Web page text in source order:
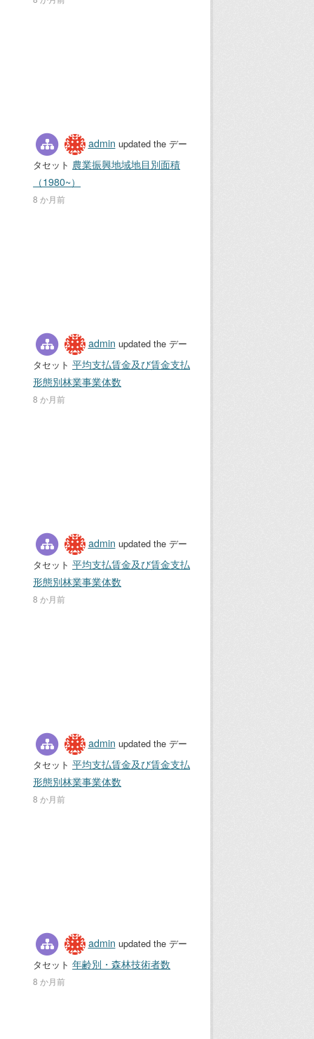
admin updated the デー
タセット 農業振興地域地目別面積
（1980~）
8 か月前
admin updated the デー
タセット平均支払賃金及び賃金支払
形態別林業事業体数
8 か月前
admin updated the デー
タセット平均支払賃金及び賃金支払
形態別林業事業体数
8 か月前
admin updated the デー
タセット平均支払賃金及び賃金支払
形態別林業事業体数
8 か月前
admin updated the デー
タセット年齢別・森林技術者数
8 か月前